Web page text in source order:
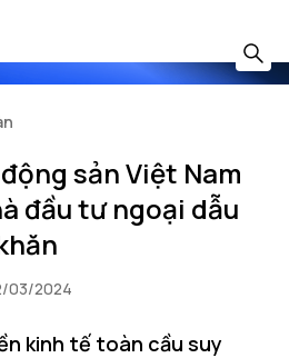
sản Việt Nam
đầu tư ngoại dẫu
03/2024
kinh tế toàn cầu suy